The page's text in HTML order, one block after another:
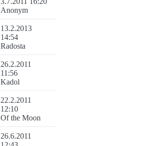
Anonym
13.2.2013
14:54
Radosta
26.2.2011
11:56
Kadol
22.2.2011
12:10
Of the Moon
26.6.2011